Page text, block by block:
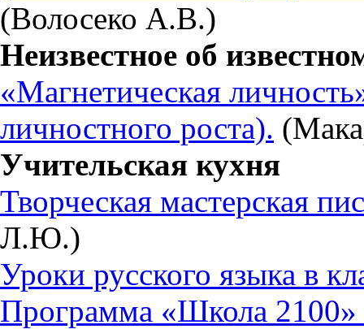
(Волосеко А.В.)
Неизвестное об
«Магнетическая
личностного роста).
Учительская кухня
Творческая мастерская
Л.Ю.)
Уроки русского языка в
Программа «Школа 2100»